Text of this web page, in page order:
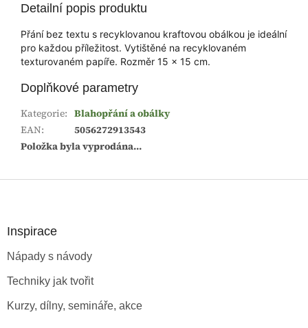
Detailní popis produktu
Přání bez textu s recyklovanou kraftovou obálkou je ideální
pro každou příležitost. Vytištěné na recyklovaném
texturovaném papíře. Rozměr 15 x 15 cm.
Doplňkové parametry
Kategorie: Blahopřání a obálky
EAN:
5056272913543
Položka byla vyprodána…
Inspirace
Nápady s návody
Techniky jak tvořit
Kurzy, dílny, semináře, akce